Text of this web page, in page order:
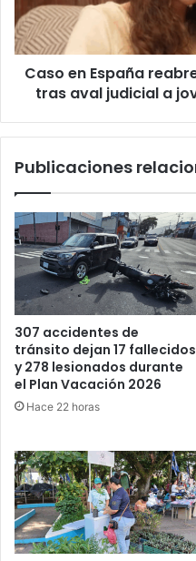
eutanasia
tras
aval
judicial
violencia
Caso en España
tras aval judicial a
Publicaciones
307 accidentes de
tránsito dejan 17 fallecidos
y 278 lesionados durante
el Plan Vacación 2026
Hace 22 horas